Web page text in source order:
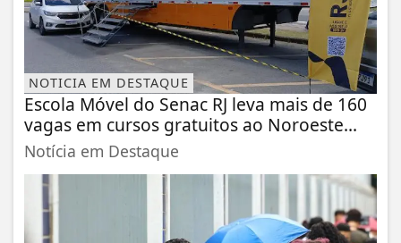
NOTICIA EM DESTAQUE
Escola Móvel do Senac RJ leva mais de 160
vagas em cursos gratuitos ao Noroeste...
Notícia em Destaque